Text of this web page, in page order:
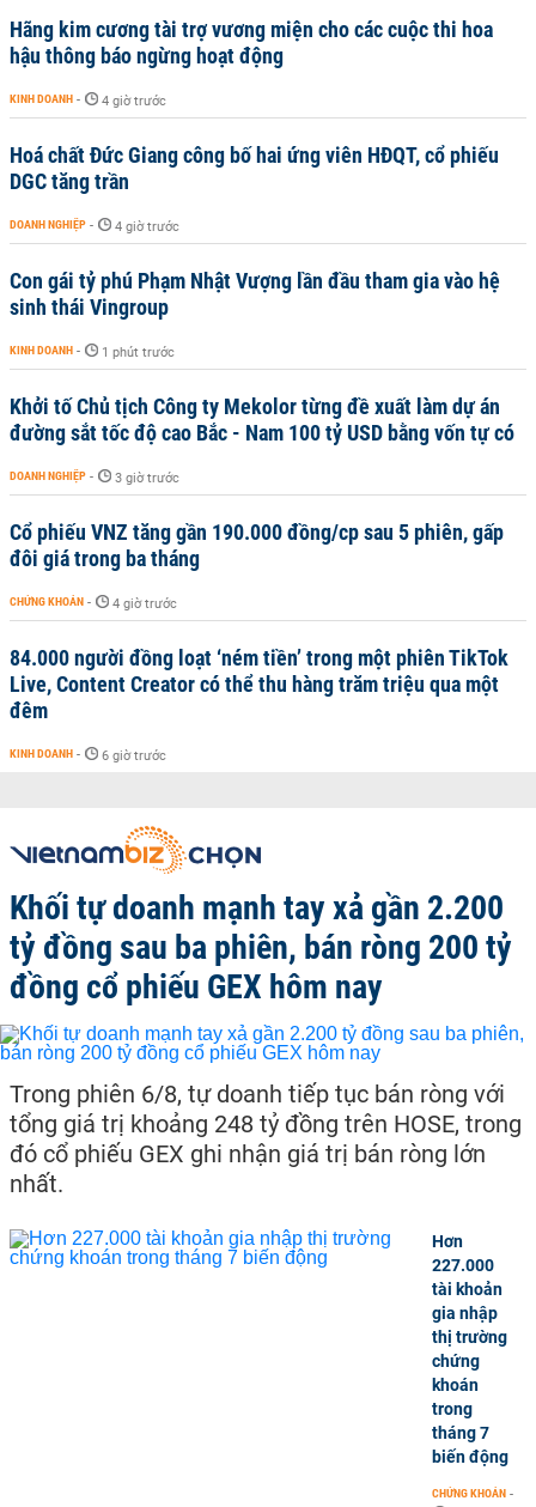
Hãng kim cương tài trợ vương miện cho các cuộc thi hoa
hậu thông báo ngừng hoạt động
KINH DOANH - 4 giờ trước
Hoá chất Đức Giang công bố hai ứng viên HĐQT, cổ phiếu
DGC tăng trần
DOANH NGHIỆP - 4 giờ trước
Con gái tỷ phú Phạm Nhật Vượng lần đầu tham gia vào hệ
sinh thái Vingroup
KINH DOANH - 1 phút trước
Khởi tố Chủ tịch Công ty Mekolor từng đề xuất làm dự án
đường sắt tốc độ cao Bắc - Nam 100 tỷ USD bằng vốn tự có
DOANH NGHIỆP - 3 giờ trước
Cổ phiếu VNZ tăng gần 190.000 đồng/cp sau 5 phiên, gấp
đôi giá trong ba tháng
CHỨNG KHOÁN - 4 giờ trước
84.000 người đồng loạt ‘ném tiền’ trong một phiên TikTok
Live, Content Creator có thể thu hàng trăm triệu qua một
đêm
KINH DOANH - 6 giờ trước
Khối tự doanh mạnh tay xả gần 2.200
tỷ đồng sau ba phiên, bán ròng 200 tỷ
đồng cổ phiếu GEX hôm nay
Trong phiên 6/8, tự doanh tiếp tục bán ròng với
tổng giá trị khoảng 248 tỷ đồng trên HOSE, trong
đó cổ phiếu GEX ghi nhận giá trị bán ròng lớn
nhất.
Hơn
227.000
tài khoản
gia nhập
thị trường
chứng
khoán
trong
tháng 7
biến động
CHỨNG KHOÁN -